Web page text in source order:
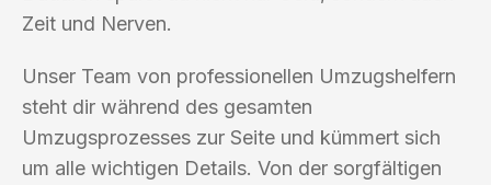
Zeit und Nerven.
Unser Team von professionellen Umzugshelfern
steht dir während des gesamten
Umzugsprozesses zur Seite und kümmert sich
um alle wichtigen Details. Von der sorgfältigen